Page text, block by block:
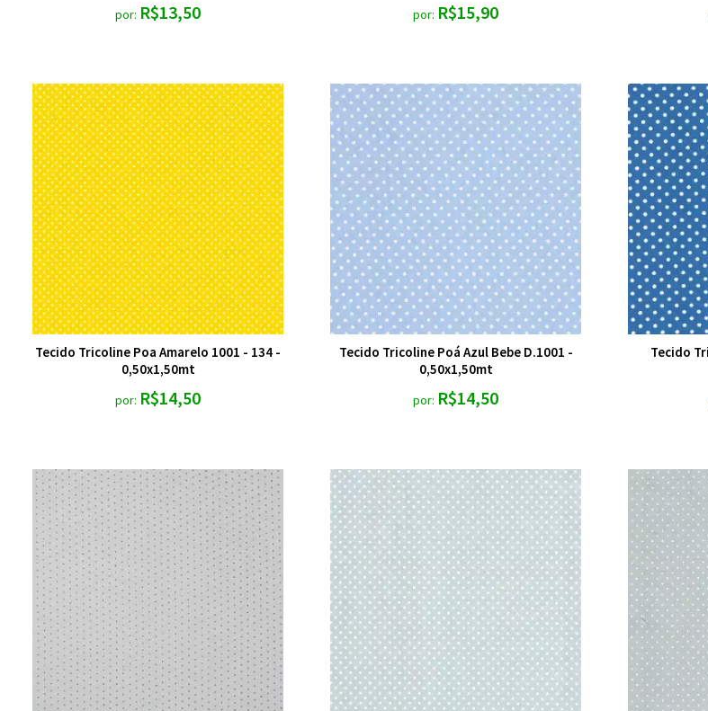
por: R$13,50 por: R$15,90
Tecido Tricoline Poa Amarelo 1001 - 134 -
0,50x1,50mt
por: R$14,50
Tecido Tricoline Poá Azul Bebe D.1001 -
0,50x1,50mt
por: R$14,50
Tecido